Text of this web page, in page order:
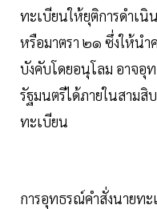
ทะเบียนให้ยุติการดำเนิ
หรือมาตรา ๒๑ ซึ่งให้นำ
บังคับโดยอนุโลม อาจอุ
รัฐมนตรีได้ภายในสาม
ทะเบียน
การอุทธรณ์คำสั่งนายท